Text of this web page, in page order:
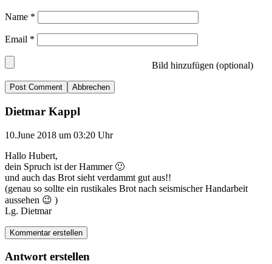
Name *
Email *
Bild hinzufügen (optional)
Abbrechen
Dietmar Kappl
10.June 2018 um 03:20 Uhr
Hallo Hubert,
dein Spruch ist der Hammer 🙂
und auch das Brot sieht verdammt gut aus!!
(genau so sollte ein rustikales Brot nach seismischer Handarbeit
aussehen 😉 )
Lg. Dietmar
Kommentar erstellen
Antwort erstellen